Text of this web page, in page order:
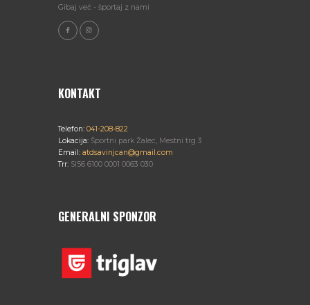
Gibaj več - športaj z nami
KONTAKT
Telefon: 041-208-822
Lokacija: Športni park Žalec, Mestni trg 3
Email: atdsavinjcan@gmail.com
Trr: SI56 6100 0001 0063 030
GENERALNI SPONZOR